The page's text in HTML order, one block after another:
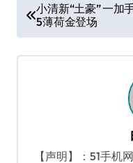
章
导
小清新“土豪” 一加
5薄荷金登场
【声明】：51手机